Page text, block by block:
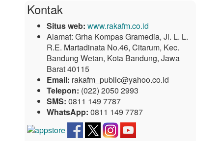
Kontak
Situs web: www.rakafm.co.id
Alamat: Grha Kompas Gramedia, Jl. L. L.
R.E. Martadinata No.46, Citarum, Kec.
Bandung Wetan, Kota Bandung, Jawa
Barat 40115
Email: rakafm_public@yahoo.co.id
Telepon: (022) 2050 2993
SMS: 0811 149 7787
WhatsApp: 0811 149 7787